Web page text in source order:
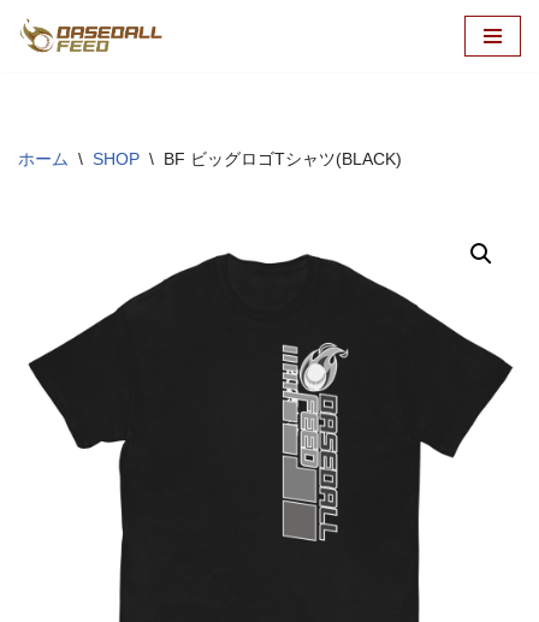
ン
ホーム \ SHOP \ BF ビッグロゴTシャツ(BLACK)